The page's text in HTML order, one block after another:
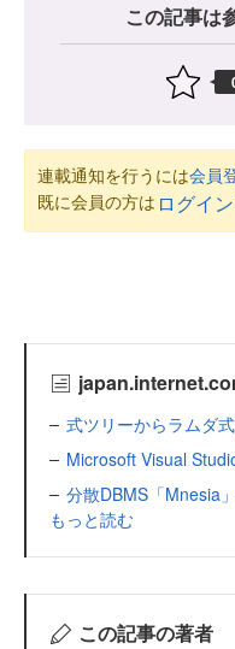
この記事は
連載通知を行うには会員
既に会員の方は ログイン
式ツリーからラムダ
Microsoft Visual
分散DBMS「Mnesia
もっと読む
この記事の著者